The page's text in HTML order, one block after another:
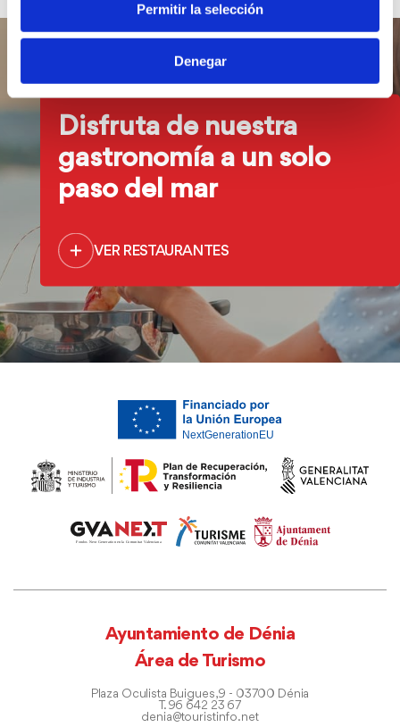
Permitir la selección
Denegar
Disfruta de nuestra
gastronomía a un solo
paso del mar
VER RESTAURANTES
Ayuntamiento de Dénia
Área de Turismo
Plaza Oculista Buigues, 9 - 03700 Dénia
T. 96 642 23 67
denia@touristinfo.net